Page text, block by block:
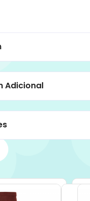
Adicional